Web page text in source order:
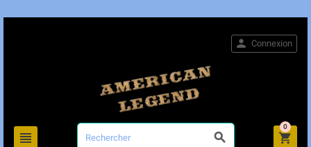
 
 Connexion

0